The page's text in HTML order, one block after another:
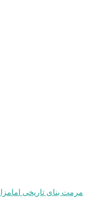
مرمت بنای تاریخی